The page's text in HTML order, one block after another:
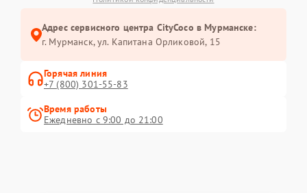
Адрес сервисного центра CityCoco в Мурманске:
г. Мурманск, ул. Капитана Орликовой, 15
Горячая линия
+7 (800) 301-55-83
Время работы
Ежедневно с 9:00 до 21:00